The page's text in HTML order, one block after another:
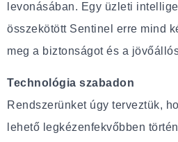
levonásában. Egy üzleti
összekötött Sentinel erre mind
meg a biztonságot és a
Technológia szabadon
Rendszerünket úgy terveztük,
lehető legkézenfekvőbben